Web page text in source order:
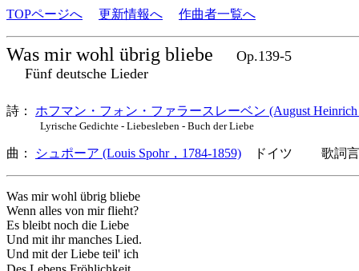
TOPページへ 更新情報へ 作曲者一覧へ
Was mir wohl übrig bliebe
Op.139-5
Fünf deutsche Lieder
詩： ホフマン・フォン・ファラースレーベン (August Heinrich
Lyrische Gedichte - Liebesleben - Buch der Liebe
曲： シュポーア (Louis Spohr，1784-1859) ドイツ 歌詞言
Was mir wohl übrig bliebe
Wenn alles von mir flieht?
Es bleibt noch die Liebe
Und mit ihr manches Lied.
Und mit der Liebe teil' ich